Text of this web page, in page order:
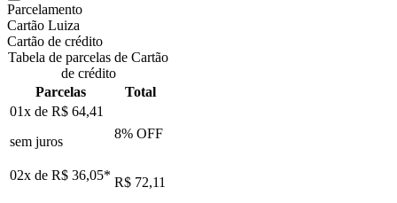
Parcelamento
Cartão Luiza
Cartão de crédito
Tabela de parcelas de Cartão
de crédito
Parcelas
Total
01x de R$ 64,41
sem juros
8% OFF
02x de R$ 36,05* R$ 72,11